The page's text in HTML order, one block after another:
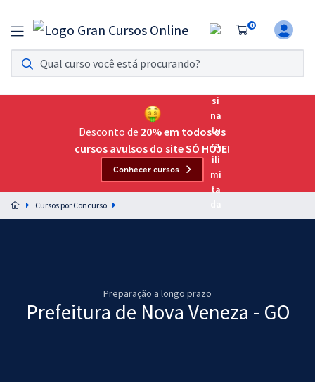
0
Assinatura Ilimitada 11
Acesso a todos os cursos. Teste grátis por 7 dias!
Assinatura OAB Até Passar
Acesso ilimitado a toda preparação para o Exame da
Preparação completa e intensiva para as principais
residências em saúde do Brasil
Desconto de 20% em todos os
cursos avulsos do site SÓ HOJE!
Conhecer cursos
Cursos por Concurso
Preparação a longo prazo
Prefeitura de Nova Veneza - GO